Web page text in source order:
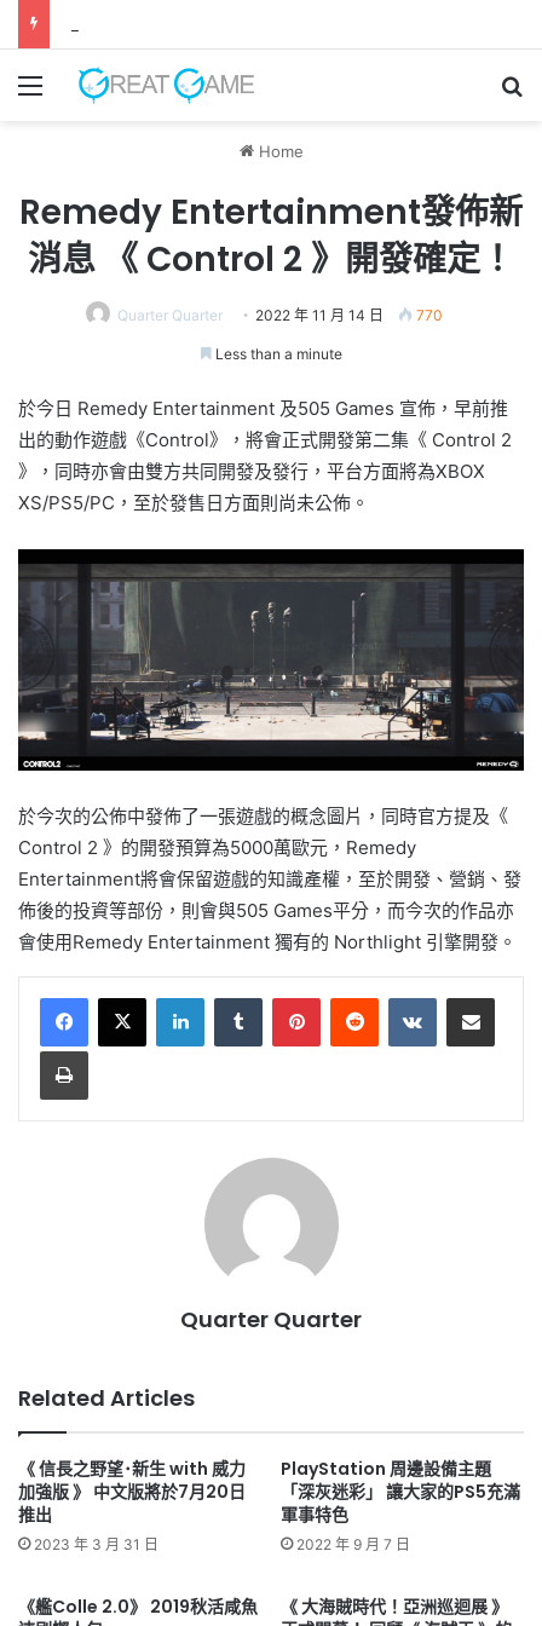
Menu
Home
Remedy Entertainment發佈新
消息 《 Control 2 》開發確定！
Quarter Quarter 2022 年 11 月 14 日 770
Less than a minute
於今日 Remedy Entertainment 及505 Games 宣佈，早前推
出的動作遊戲《Control》，將會正式開發第二集《 Control 2
》，同時亦會由雙方共同開發及發行，平台方面將為XBOX
XS/PS5/PC，至於發售日方面則尚未公佈。
於今次的公佈中發佈了一張遊戲的概念圖片，同時官方提及《
Control 2 》的開發預算為5000萬歐元，Remedy
Entertainment將會保留遊戲的知識產權，至於開發、營銷、發
佈後的投資等部份，則會與505 Games平分，而今次的作品亦
會使用Remedy Entertainment 獨有的 Northlight 引擎開發。
LinkedInTumblr PinterestReddit VKontakteShare via Email
Print
Quarter Quarter
Related Articles
《 信長之野望･新生 with 威力
加強版 》 中文版將於7月20日
推出
2023 年 3 月 31 日
PlayStation 周邊設備主題
「深灰迷彩」 讓大家的PS5充滿
軍事特色
2022 年 9 月 7 日
《艦Colle 2.0》 2019秋活咸魚
《 大海賊時代！亞洲巡迴展 》